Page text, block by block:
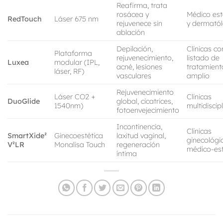
RedTouch Láser 675 nm
Reafirma, trata
rosácea y
rejuvenece sin
ablación
Médico
y
Luxea
Plataforma
modular (IPL,
láser, RF)
Depilación,
rejuvenecimiento,
acné, lesiones
vasculares
Clínicas
listado de
amplio
DuoGlide
Láser CO2 +
1540nm)
Rejuvenecimiento
global, cicatrices,
fotoenvejecimiento
Clínicas
SmartXide²
V²LR
Ginecoestética
Monalisa Touch
Incontinencia,
laxitud vaginal,
regeneración
íntima
Clínicas
médico-